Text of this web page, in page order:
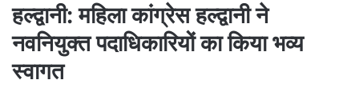
हल्द्वानी: महिला कांग्रेस हल्द्वानी ने
नवनियुक्त पदाधिकारियों का किया भव्य
स्वागत